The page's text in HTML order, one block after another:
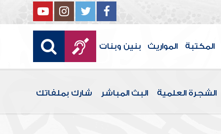
المكتبة المواريث بنين وبنات
الشجرة العلمية البث المباشر شارك بملفاتك